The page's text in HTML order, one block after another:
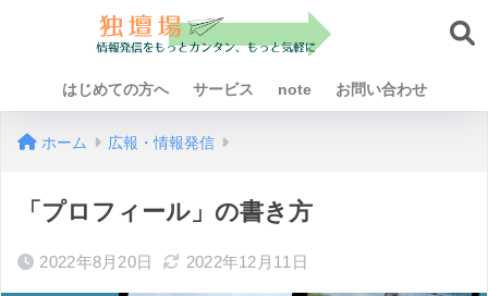
はじめての方へ サービス note お問い合わせ
ホーム 広報・情報発信
「プロフィール」の書き方
2022年8月20日 2022年12月11日